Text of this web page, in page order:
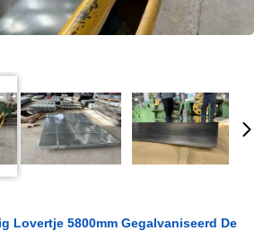
Lovertje 5800mm Gegalvaniseerd De